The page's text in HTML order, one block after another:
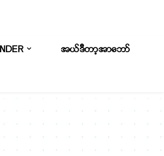
အယ်ဒီတာ့အာဘော်